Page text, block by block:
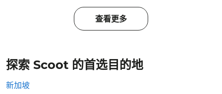
查看更多
探索 Scoot 的首选目的地
新加坡